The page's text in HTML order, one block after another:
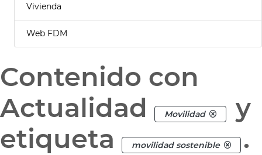
Vivienda
Web FDM
Contenido con
Actualidad
Movilidad
y
etiqueta
movilidad sostenible .